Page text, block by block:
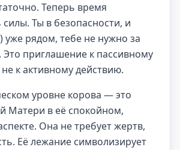
Теперь время
силы. Ты в безопасности, и
уже рядом, тебе не нужно за
Это приглашение к пассивному
к активному действию.
уровне корова — это
Матери в её спокойном,
Она не требует жертв,
Её лежание символизирует